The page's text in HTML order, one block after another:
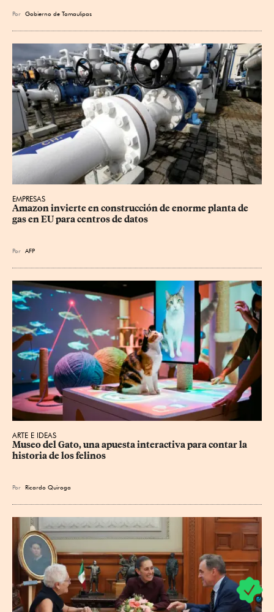
Por Gobierno de Tamaulipas
EMPRESAS
Amazon invierte en construcción de enorme planta de
gas en EU para centros de datos
Por AFP
ARTE E IDEAS
Museo del Gato, una apuesta interactiva para contar la
historia de los felinos
Por Ricardo Quiroga